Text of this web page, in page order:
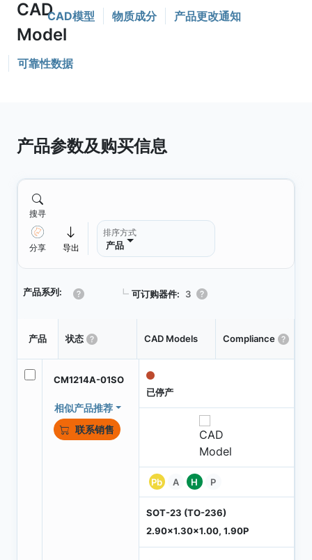
CAD模型 物质成分 产品更改通知
可靠性数据
产品参数及购买信息
搜寻
分享 导出
排序方式
产品
产品系列: ┗ 可订购器件: 3
产品 状态 CAD Models Compliance
CM1214A-01SO
相似产品推荐
联系销售
已停产
Pb A H P
SOT-23 (TO-236)
2.90x1.30x1.00, 1.90P